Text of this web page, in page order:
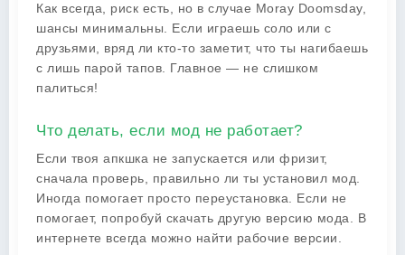
Как всегда, риск есть, но в случае Moray Doomsday,
шансы минимальны. Если играешь соло или с
друзьями, вряд ли кто-то заметит, что ты нагибаешь
с лишь парой тапов. Главное — не слишком
палиться!
Что делать, если мод не работает?
Если твоя апкшка не запускается или фризит,
сначала проверь, правильно ли ты установил мод.
Иногда помогает просто переустановка. Если не
помогает, попробуй скачать другую версию мода. В
интернете всегда можно найти рабочие версии.